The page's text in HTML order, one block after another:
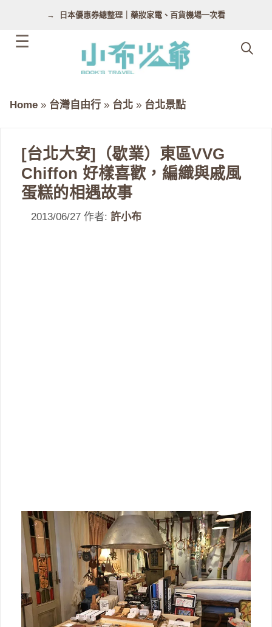
日本優惠券總整理｜藥妝家電、百貨機場一次看
Home » 台灣自由行 » 台北 » 台北景點
[台北大安]（歇業）東區VVG
Chiffon 好樣喜歡，編織與戚風
蛋糕的相遇故事
2013/06/27 作者: 許小布